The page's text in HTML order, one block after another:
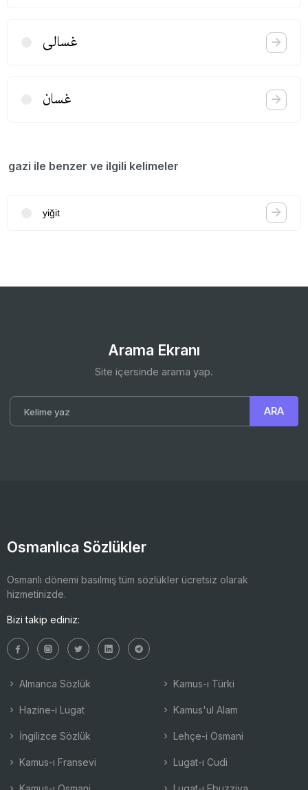
غسالی
غسان
gazi ile benzer ve ilgili kelimeler
yiğit
Arama Ekranı
Site içersinde arama yap.
Osmanlıca Sözlükler
Osmanlı dönemi basılmış tüm sözlükler ücretsiz olarak
hizmetinizde.
Bizi takip ediniz:
Almanca Sözlük
Hazine-i Lugat
İngilizce Sözlük
Kamus-ı Fransevi
Kamus-ı Türki
Kamus'ul Alam
Lehçe-i Osmani
Lugat-ı Cudi